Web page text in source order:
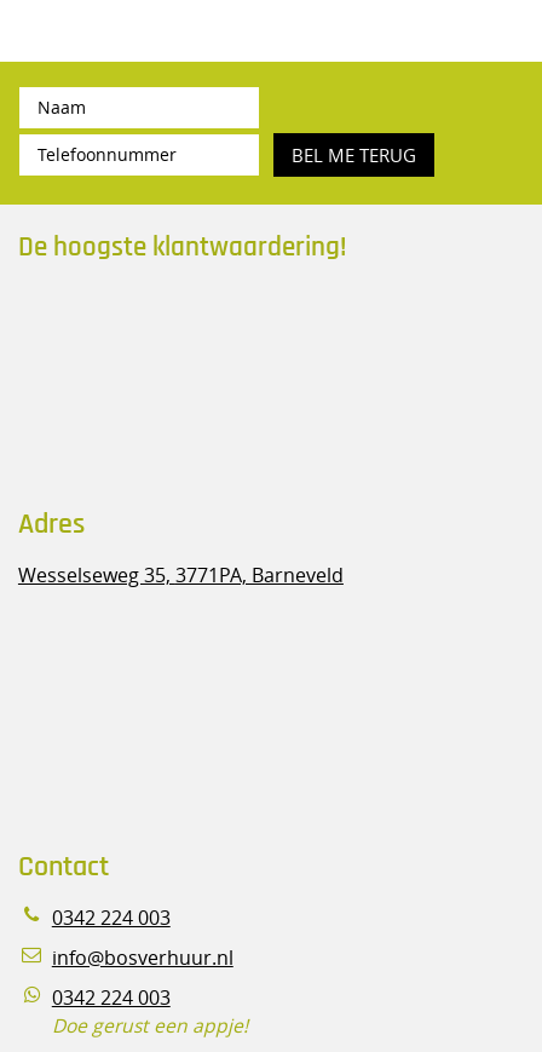
BEL ME TERUG
De hoogste klantwaardering!
Adres
Wesselseweg 35, 3771PA, Barneveld
Contact
0342 224 003
info@bosverhuur.nl
0342 224 003
Doe gerust een appje!